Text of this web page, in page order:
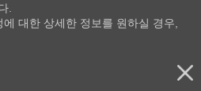
.
대한 상세한 정보를 원하실 경우,